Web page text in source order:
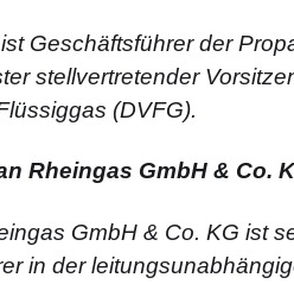
Geschäftsführer der
stellvertretender
(DVFG).
Rheingas GmbH & Co.
GmbH & Co. KG ist
in der